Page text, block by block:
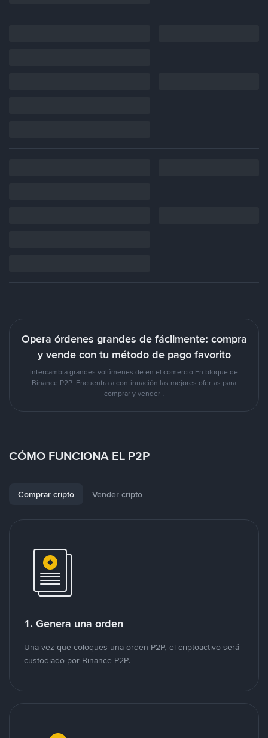
Opera órdenes grandes de fácilmente: compra
y vende con tu método de pago favorito
Intercambia grandes volúmenes de en el comercio En bloque de
Binance P2P. Encuentra a continuación las mejores ofertas para
comprar y vender .
CÓMO FUNCIONA EL P2P
Comprar cripto Vender cripto
1. Genera una orden
Una vez que coloques una orden P2P, el criptoactivo será
custodiado por Binance P2P.